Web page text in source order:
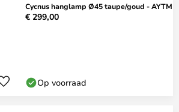
Cycnus hanglamp Ø45 taupe/goud - AYTM
€ 299,00
Op voorraad